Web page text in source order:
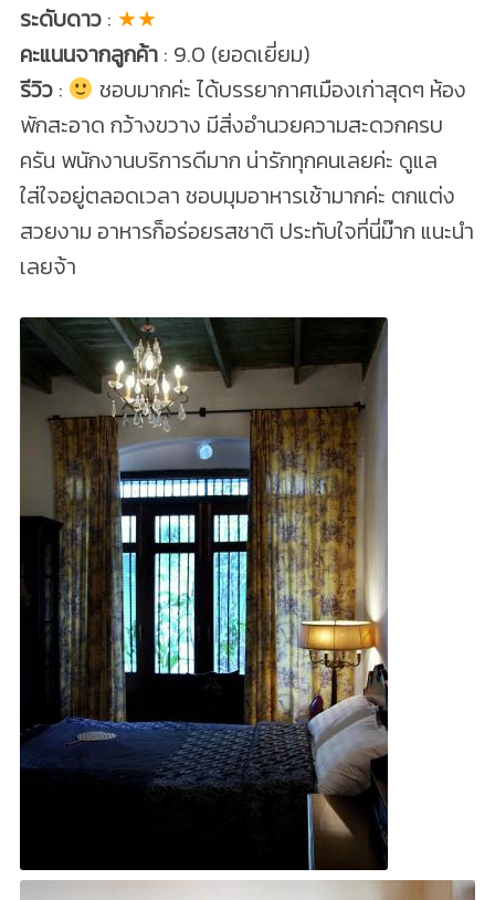
ระดับดาว: ★★
คะแนนจากลูกค้า: 9.0 (ยอดเยี่ยม)
รีวิว:
ชอบมากค่ะ ได้บรรยากาศเมืองเก่าสุดๆ ห้อง
พักสะอาด กว้างขวาง มีสิ่งอำนวยความสะดวกครบ
ครัน พนักงานบริการดีมาก น่ารักทุกคนเลยค่ะ ดูแล
ใส่ใจอยู่ตลอดเวลา ชอบมุมอาหารเช้ามากค่ะ ตกแต่ง
สวยงาม อาหารก็อร่อยรสชาติ ประทับใจที่นี่ม๊าก แนะนำ
เลยจ้า